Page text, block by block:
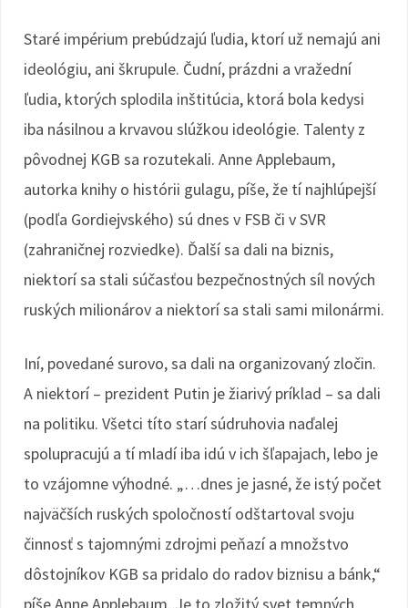
Staré impérium prebúdzajú ľudia, ktorí už nemajú ani
ideológiu, ani škrupule. Čudní, prázdni a vražední
ľudia, ktorých splodila inštitúcia, ktorá bola kedysi
iba násilnou a krvavou slúžkou ideológie. Talenty z
pôvodnej KGB sa rozutekali. Anne Applebaum,
autorka knihy o histórii gulagu, píše, že tí najhlúpejší
(podľa Gordiejvského) sú dnes v FSB či v SVR
(zahraničnej rozviedke). Ďalší sa dali na biznis,
niektorí sa stali súčasťou bezpečnostných síl nových
ruských milionárov a niektorí sa stali sami milonármi.
Iní, povedané surovo, sa dali na organizovaný zločin.
A niektorí – prezident Putin je žiarivý príklad – sa dali
na politiku. Všetci títo starí súdruhovia naďalej
spolupracujú a tí mladí iba idú v ich šľapajach, lebo je
to vzájomne výhodné. „…dnes je jasné, že istý počet
najväčších ruských spoločností odštartoval svoju
činnosť s tajomnými zdrojmi peňazí a množstvo
dôstojníkov KGB sa pridalo do radov biznisu a bánk,“